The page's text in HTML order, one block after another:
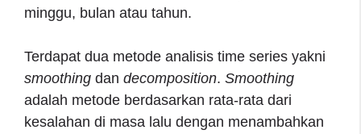
minggu, bulan atau tahun.
Terdapat dua metode analisis time series yakni
smoothing dan decomposition. Smoothing
adalah metode berdasarkan rata-rata dari
kesalahan di masa lalu dengan menambahkan